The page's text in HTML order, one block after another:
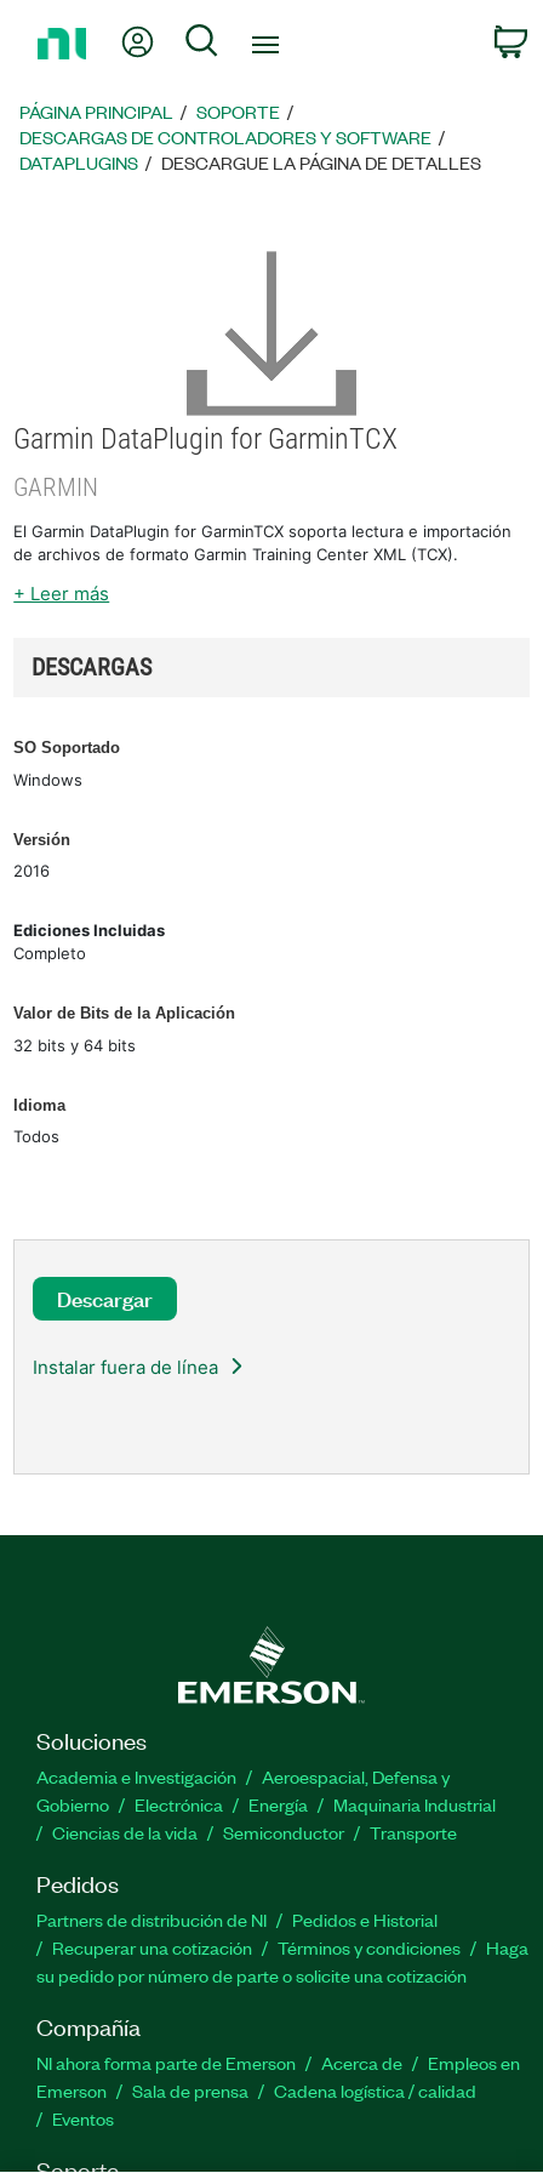
página
principal
Mi cuentaBúsqueda
PÁGINA PRINCIPAL
SOPORTE
DESCARGAS DE CONTROLADORES Y SOFTWARE
DATAPLUGINS
DESCARGUE LA PÁGINA DE DETALLES
Garmin DataPlugin for GarminTCX
GARMIN
El Garmin DataPlugin for GarminTCX soporta lectura e importación
de archivos de formato Garmin Training Center XML (TCX).
+ Leer más
DESCARGAS
SO Soportado
Windows
Versión
2016
Ediciones Incluidas
Completo
Valor de Bits de la Aplicación
32 bits y 64 bits
Idioma
Todos
Descargar
Instalar fuera de línea
Soluciones
Academia e Investigación
Aeroespacial, Defensa y
Gobierno
Electrónica Energía
Maquinaria Industrial
Ciencias de la vida
Semiconductor Transporte
Pedidos
Partners de distribución de NI
Pedidos e Historial
Recuperar una cotización
Términos y condiciones
Haga
su pedido por número de parte o solicite una cotización
Compañía
NI ahora forma parte de Emerson Acerca de
Empleos en
Emerson
Sala de prensa
Cadena logística / calidad
Eventos